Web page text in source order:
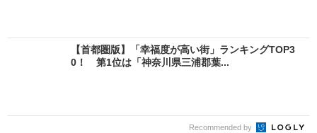
【首都圏版】「幸福度が高い街」ランキングTOP3
0！ 第1位は「神奈川県三浦郡葉...
Recommended by